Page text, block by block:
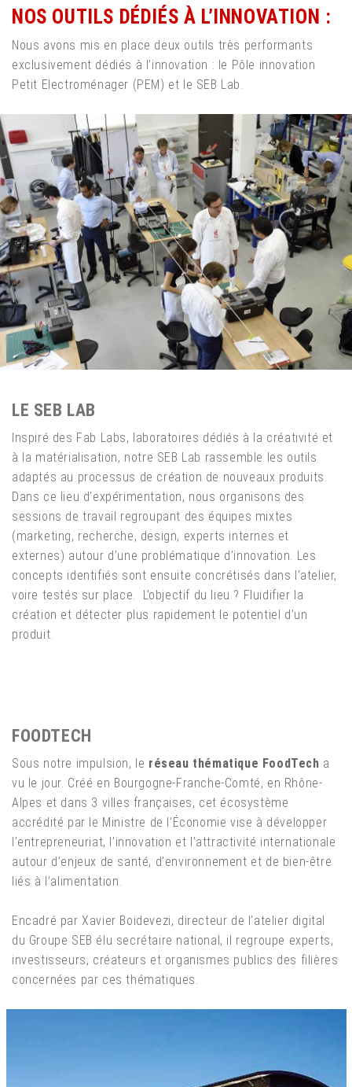
NOS OUTILS DÉDIÉS À L’INNOVATION :
Nous avons mis en place deux outils très performants
exclusivement dédiés à l’innovation : le Pôle innovation
Petit Electroménager (PEM) et le SEB Lab.
LE SEB LAB
Inspiré des Fab Labs, laboratoires dédiés à la créativité et
à la matérialisation, notre SEB Lab rassemble les outils
adaptés au processus de création de nouveaux produits.
Dans ce lieu d’expérimentation, nous organisons des
sessions de travail regroupant des équipes mixtes
(marketing, recherche, design, experts internes et
externes) autour d’une problématique d’innovation. Les
concepts identifiés sont ensuite concrétisés dans l’atelier,
voire testés sur place. L’objectif du lieu ? Fluidifier la
création et détecter plus rapidement le potentiel d’un
produit.
FOODTECH
Sous notre impulsion, le réseau thématique FoodTech a
vu le jour. Créé en Bourgogne-Franche-Comté, en Rhône-
Alpes et dans 3 villes françaises, cet écosystème
accrédité par le Ministre de l’Économie vise à développer
l’entrepreneuriat, l’innovation et l’attractivité internationale
autour d’enjeux de santé, d’environnement et de bien-être
liés à l’alimentation.
Encadré par Xavier Boidevezi, directeur de l’atelier digital
du Groupe SEB élu secrétaire national, il regroupe experts,
investisseurs, créateurs et organismes publics des filières
concernées par ces thématiques.